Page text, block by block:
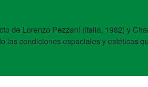
de Lorenzo Pezzani (Italia, 1982) y
las condiciones espaciales y estéticas